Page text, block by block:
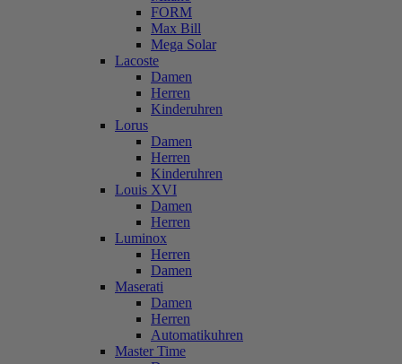
FORM
Max Bill
Mega Solar
Lacoste
Damen
Herren
Kinderuhren
Lorus
Damen
Herren
Kinderuhren
Louis XVI
Damen
Herren
Luminox
Herren
Damen
Maserati
Damen
Herren
Automatikuhren
Master Time